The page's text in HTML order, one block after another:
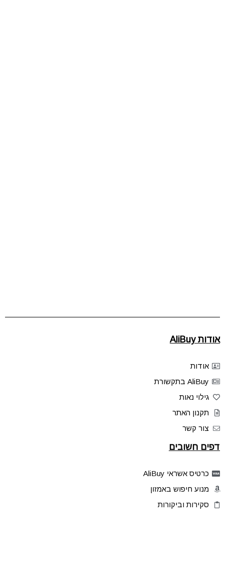
אודות AliBuy
אודות
AliBuy בתקשורת
גילוי נאות
תקנון האתר
צור קשר
דפים חשובים
כרטיס אשראי AliBuy
מנוע חיפוש באמזון
סקירות וביקורות